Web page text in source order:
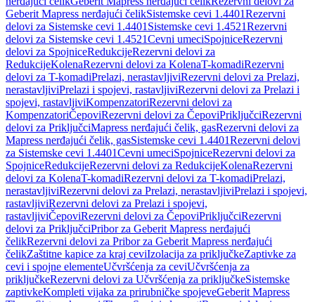
Geberit Mapress nerđajući čelikSistemske cevi 1.4401Rezervni
delovi za Sistemske cevi 1.4401 Sistemske cevi 1.4521Rezervni
delovi za Sistemske cevi 1.4521Cevni umeciSpojniceRezervni
delovi za SpojniceRedukcijeRezervni delovi za
RedukcijeKolenaRezervni delovi za KolenaT-komadiRezervni
delovi za T-komadiPrelazi, nerastavljiviRezervni delovi za Prelazi,
nerastavljiviPrelazi i spojevi, rastavljiviRezervni delovi za Prelazi i
spojevi, rastavljiviKompenzatoriRezervni delovi za
KompenzatoriČepoviRezervni delovi za ČepoviPriključciRezervni
delovi za PriključciMapress nerđajući čelik, gasRezervni delovi za
Mapress nerđajući čelik, gasSistemske cevi 1.4401Rezervni delovi
za Sistemske cevi 1.4401Cevni umeciSpojniceRezervni delovi za
SpojniceRedukcijeRezervni delovi za RedukcijeKolenaRezervni
delovi za KolenaT-komadiRezervni delovi za T-komadiPrelazi,
nerastavljiviRezervni delovi za Prelazi, nerastavljiviPrelazi i spojevi,
rastavljiviRezervni delovi za Prelazi i spojevi,
rastavljiviČepoviRezervni delovi za ČepoviPriključciRezervni
delovi za PriključciPribor za Geberit Mapress nerđajući
čelikRezervni delovi za Pribor za Geberit Mapress nerđajući
čelikZaštitne kapice za kraj ceviIzolacija za priključkeZaptivke za
cevi i spojne elementeUčvršćenja za ceviUčvršćenja za
priključkeRezervni delovi za Učvršćenja za priključkeSistemske
zaptivkeKompleti vijaka za prirubničke spojeveGeberit Mapress